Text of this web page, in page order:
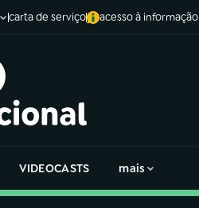
carta de serviço acesso à informação
VIDEOCASTS mais